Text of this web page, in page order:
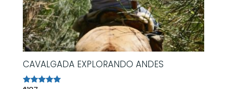
CAVALGADA EXPLORANDO ANDES